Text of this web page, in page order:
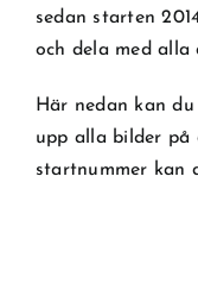
sedan starten
och dela med alla
Här nedan kan
upp alla bilder
startnummer kan